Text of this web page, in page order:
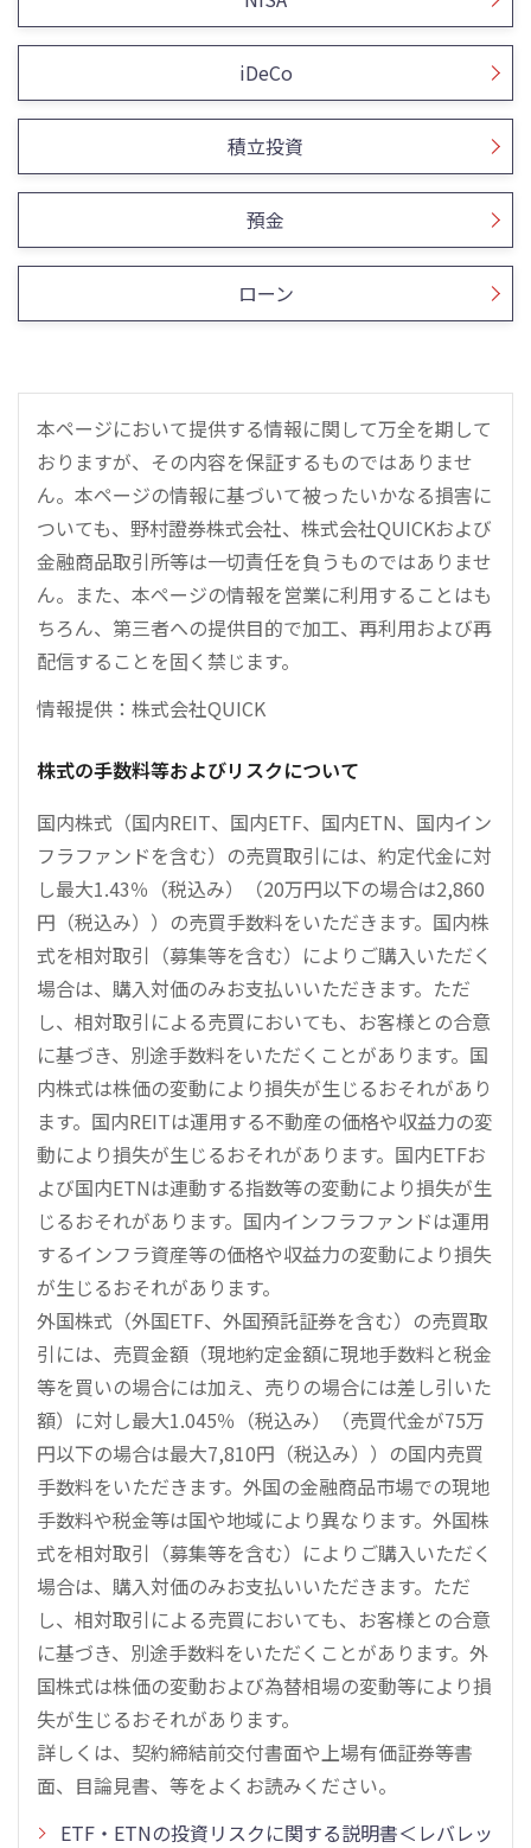
iDeCo
積立投資
預金
ローン
本ページにおいて提供する情報に関して万全を期して
おりますが、その内容を保証するものではありませ
ん。本ページの情報に基づいて被ったいかなる損害に
ついても、野村證券株式会社、株式会社QUICKおよび
金融商品取引所等は一切責任を負うものではありませ
ん。また、本ページの情報を営業に利用することはも
ちろん、第三者への提供目的で加工、再利用および再
配信することを固く禁じます。
情報提供：株式会社QUICK
株式の手数料等およびリスクについて
国内株式（国内REIT、国内ETF、国内ETN、国内イン
フラファンドを含む）の売買取引には、約定代金に対
し最大1.43％（税込み）（20万円以下の場合は2,860
円（税込み））の売買手数料をいただきます。国内株
式を相対取引（募集等を含む）によりご購入いただく
場合は、購入対価のみお支払いいただきます。ただ
し、相対取引による売買においても、お客様との合意
に基づき、別途手数料をいただくことがあります。国
内株式は株価の変動により損失が生じるおそれがあり
ます。国内REITは運用する不動産の価格や収益力の変
動により損失が生じるおそれがあります。国内ETFお
よび国内ETNは連動する指数等の変動により損失が生
じるおそれがあります。国内インフラファンドは運用
するインフラ資産等の価格や収益力の変動により損失
が生じるおそれがあります。
外国株式（外国ETF、外国預託証券を含む）の売買取
引には、売買金額（現地約定金額に現地手数料と税金
等を買いの場合には加え、売りの場合には差し引いた
額）に対し最大1.045％（税込み）（売買代金が75万
円以下の場合は最大7,810円（税込み））の国内売買
手数料をいただきます。外国の金融商品市場での現地
手数料や税金等は国や地域により異なります。外国株
式を相対取引（募集等を含む）によりご購入いただく
場合は、購入対価のみお支払いいただきます。ただ
し、相対取引による売買においても、お客様との合意
に基づき、別途手数料をいただくことがあります。外
国株式は株価の変動および為替相場の変動等により損
失が生じるおそれがあります。
詳しくは、契約締結前交付書面や上場有価証券等書
面、目論見書、等をよくお読みください。
ETF・ETNの投資リスクに関する説明書＜レバレッ